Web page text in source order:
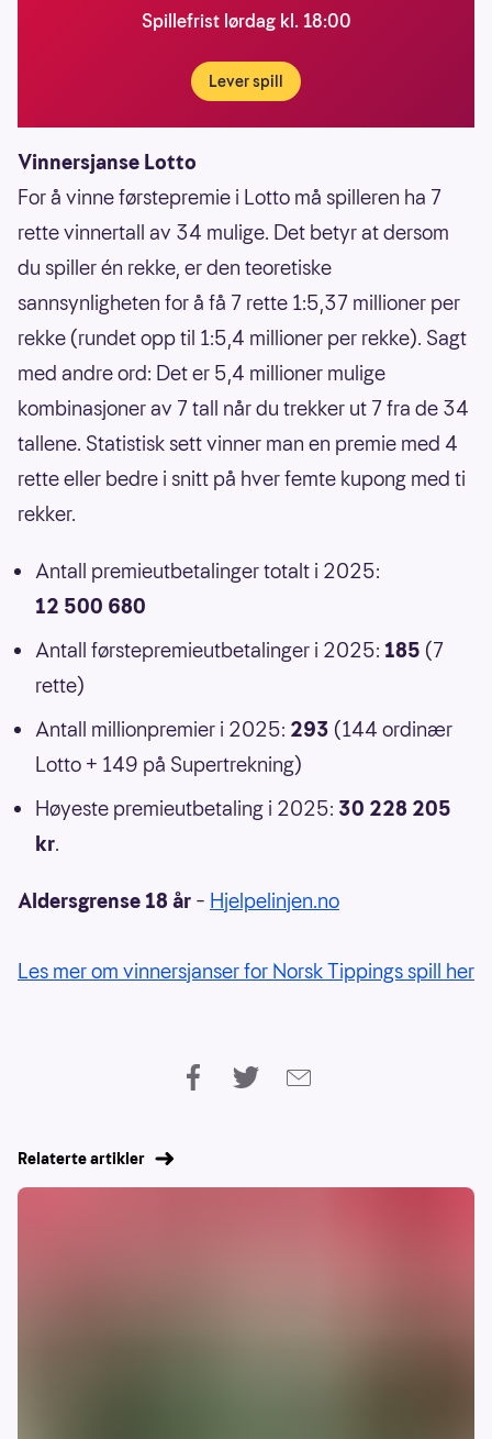
Spillefrist lørdag kl. 18:00
Lever spill
Vinnersjanse Lotto
For å vinne førstepremie i Lotto må spilleren ha 7
rette vinnertall av 34 mulige. Det betyr at dersom
du spiller én rekke, er den teoretiske
sannsynligheten for å få 7 rette 1:5,37 millioner per
rekke (rundet opp til 1:5,4 millioner per rekke). Sagt
med andre ord: Det er 5,4 millioner mulige
kombinasjoner av 7 tall når du trekker ut 7 fra de 34
tallene. Statistisk sett vinner man en premie med 4
rette eller bedre i snitt på hver femte kupong med ti
rekker.
Antall premieutbetalinger totalt i 2025:
12 500 680
Antall førstepremieutbetalinger i 2025: 185 (7
rette)
Antall millionpremier i 2025: 293 (144 ordinær
Lotto + 149 på Supertrekning)
Høyeste premieutbetaling i 2025: 30 228 205
kr.
Aldersgrense 18 år – Hjelpelinjen.no
Les mer om vinnersjanser for Norsk Tippings spill her
Relaterte artikler